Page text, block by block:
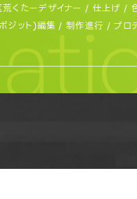
くたーデザイナー / 仕上げ /
ット)編集 / 制作進行 / プロ